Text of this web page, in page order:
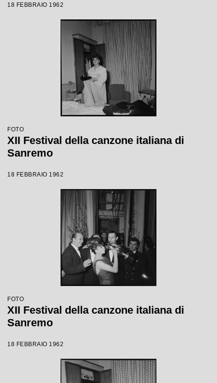
18 FEBBRAIO 1962
FOTO
XII Festival della canzone italiana di
Sanremo
18 FEBBRAIO 1962
FOTO
XII Festival della canzone italiana di
Sanremo
18 FEBBRAIO 1962